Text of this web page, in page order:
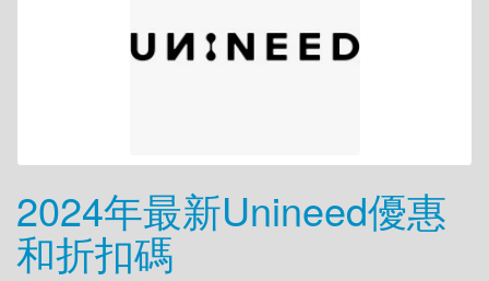
2024年最新Unineed優惠
和折扣碼